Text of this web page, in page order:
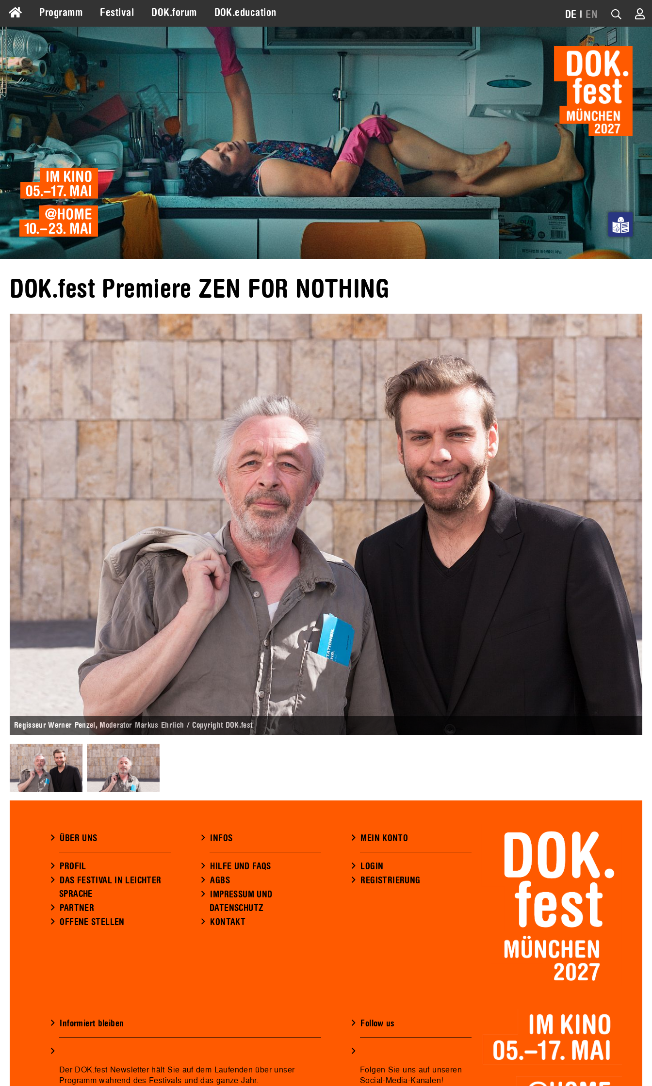
Programm Festival DOK.forum DOK.education DE | EN
DOK.fest Premiere ZEN FOR NOTHING
Regisseur Werner Penzel, Moderator Markus Ehrlich / Copyright DOK.fest
ÜBER UNS
PROFIL
DAS FESTIVAL IN LEICHTER
SPRACHE
PARTNER
OFFENE STELLEN
INFOS
HILFE UND FAQS
AGBS
IMPRESSUM UND
DATENSCHUTZ
KONTAKT
MEIN KONTO
LOGIN
REGISTRIERUNG
Informiert bleiben
Der DOK.fest Newsletter hält Sie auf dem Laufenden über unser
Programm während des Festivals und das ganze Jahr.
Follow us
Folgen Sie uns auf unseren
Social-Media-Kanälen!